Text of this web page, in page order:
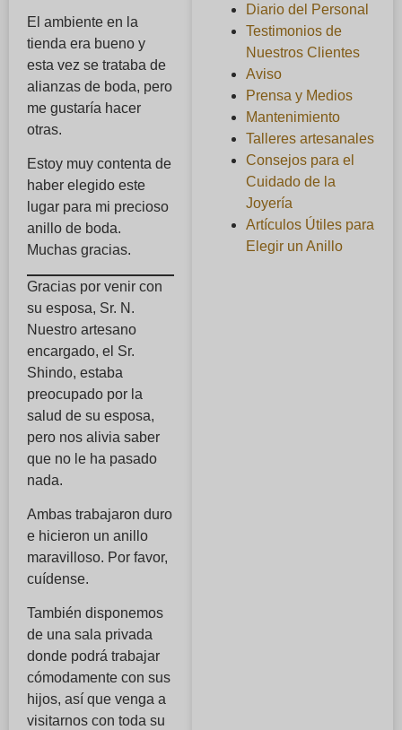
El ambiente en la
tienda era bueno y
esta vez se trataba de
alianzas de boda, pero
me gustaría hacer
otras.
Estoy muy contenta de
haber elegido este
lugar para mi precioso
anillo de boda.
Muchas gracias.
Gracias por venir con
su esposa, Sr. N.
Nuestro artesano
encargado, el Sr.
Shindo, estaba
preocupado por la
salud de su esposa,
pero nos alivia saber
que no le ha pasado
nada.
Ambas trabajaron duro
e hicieron un anillo
maravilloso. Por favor,
cuídense.
También disponemos
de una sala privada
donde podrá trabajar
cómodamente con sus
hijos, así que venga a
visitarnos con toda su
Diario del Personal
Testimonios de
Nuestros Clientes
Aviso
Prensa y Medios
Mantenimiento
Talleres artesanales
Consejos para el
Cuidado de la
Joyería
Artículos Útiles para
Elegir un Anillo